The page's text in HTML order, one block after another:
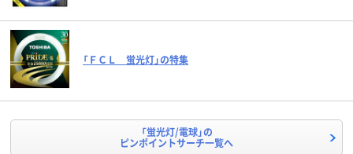
「ＦＣＬ 蛍光灯」の特集
「蛍光灯/電球」の
ピンポイントサーチ一覧へ